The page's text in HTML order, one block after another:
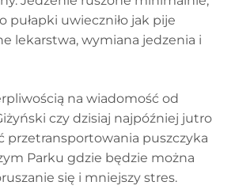
pułapki uwieczniło jak pije
lekarstwa, wymiana jedzenia i
na wiadomość od
czy dzisiaj najpóźniej jutro
przetransportowania puszczyka
Parku gdzie będzie można
się i mniejszy stres.